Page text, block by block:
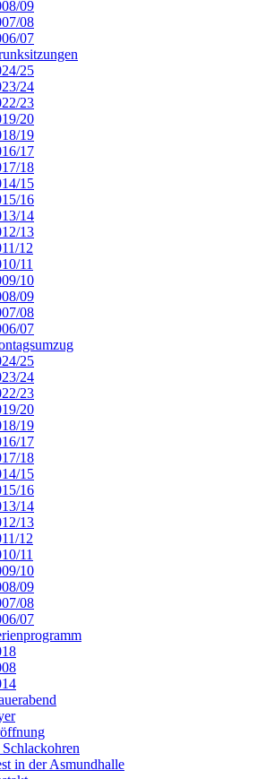
09
08
07
25
24
23
20
19
17
18
15
16
14
13
12
11
10
09
08
07
25
24
23
20
19
17
18
15
16
14
13
12
11
10
09
08
07
Schlackohren
in der Asmundhalle